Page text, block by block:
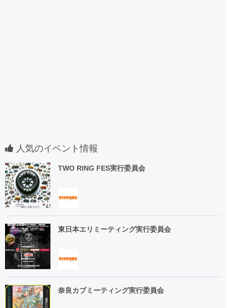
人気のイベント情報
TWO RING FES実行委員会
東日本エリミーティング実行委員会
奈良カブミーティング実行委員会